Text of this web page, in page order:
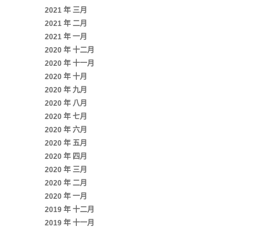
2021 年 三月
2021 年 二月
2021 年 一月
2020 年 十二月
2020 年 十一月
2020 年 十月
2020 年 九月
2020 年 八月
2020 年 七月
2020 年 六月
2020 年 五月
2020 年 四月
2020 年 三月
2020 年 二月
2020 年 一月
2019 年 十二月
2019 年 十一月